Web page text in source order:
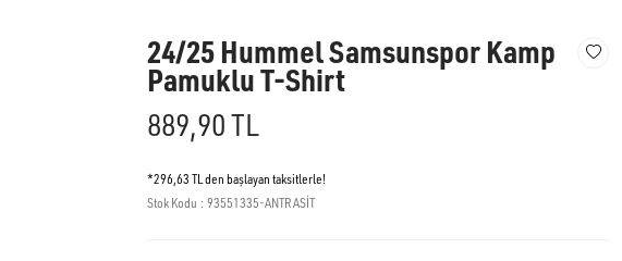
24/25 Hummel Samsunspor Kamp
Pamuklu T-Shirt
889,90 TL
*296,63 TL den başlayan taksitlerle!
Stok Kodu
93551335-ANTRASİT